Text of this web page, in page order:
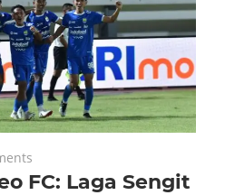
FC: Laga Sengit